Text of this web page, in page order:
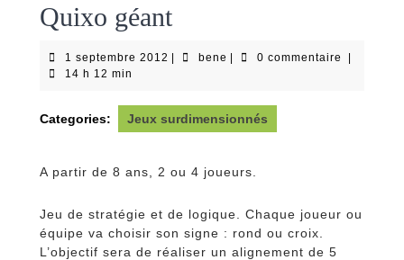
Quixo géant
1 septembre 2012 1| bene bene
| 0 commentaire
|
14 h 12 min
Categories: Jeux surdimensionnés
A partir de 8 ans, 2 ou 4 joueurs.
Jeu de stratégie et de logique. Chaque joueur ou
équipe va choisir son signe : rond ou croix.
L’objectif sera de réaliser un alignement de 5